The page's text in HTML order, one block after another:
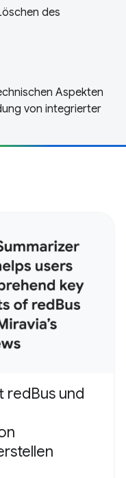
des
Aspekten
von integrierter
redBus und